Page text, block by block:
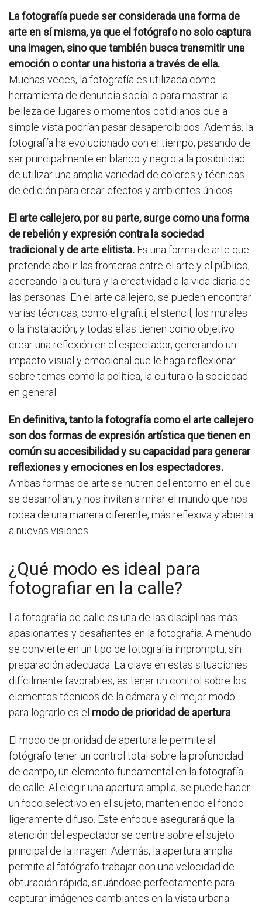
La fotografía puede ser considerada una forma de
arte en sí misma, ya que el fotógrafo no solo captura
una imagen, sino que también busca transmitir una
emoción o contar una historia a través de ella.
Muchas veces, la fotografía es utilizada como
herramienta de denuncia social o para mostrar la
belleza de lugares o momentos cotidianos que a
simple vista podrían pasar desapercibidos. Además, la
fotografía ha evolucionado con el tiempo, pasando de
ser principalmente en blanco y negro a la posibilidad
de utilizar una amplia variedad de colores y técnicas
de edición para crear efectos y ambientes únicos.
El arte callejero, por su parte, surge como una forma
de rebelión y expresión contra la sociedad
tradicional y de arte elitista. Es una forma de arte que
pretende abolir las fronteras entre el arte y el público,
acercando la cultura y la creatividad a la vida diaria de
las personas. En el arte callejero, se pueden encontrar
varias técnicas, como el grafiti, el stencil, los murales
o la instalación, y todas ellas tienen como objetivo
crear una reflexión en el espectador, generando un
impacto visual y emocional que le haga reflexionar
sobre temas como la política, la cultura o la sociedad
en general.
En definitiva, tanto la fotografía como el arte callejero
son dos formas de expresión artística que tienen en
común su accesibilidad y su capacidad para generar
reflexiones y emociones en los espectadores.
Ambas formas de arte se nutren del entorno en el que
se desarrollan, y nos invitan a mirar el mundo que nos
rodea de una manera diferente, más reflexiva y abierta
a nuevas visiones.
¿Qué modo es ideal para
fotografiar en la calle?
La fotografía de calle es una de las disciplinas más
apasionantes y desafiantes en la fotografía. A menudo
se convierte en un tipo de fotografía impromptu, sin
preparación adecuada. La clave en estas situaciones
difícilmente favorables, es tener un control sobre los
elementos técnicos de la cámara y el mejor modo
para lograrlo es el modo de prioridad de apertura
El modo de prioridad de apertura le permite al
fotógrafo tener un control total sobre la profundidad
de campo, un elemento fundamental en la fotografía
de calle. Al elegir una apertura amplia, se puede hacer
un foco selectivo en el sujeto, manteniendo el fondo
ligeramente difuso. Este enfoque asegurará que la
atención del espectador se centre sobre el sujeto
principal de la imagen. Además, la apertura amplia
permite al fotógrafo trabajar con una velocidad de
obturación rápida, situándose perfectamente para
capturar imágenes cambiantes en la vista urbana.